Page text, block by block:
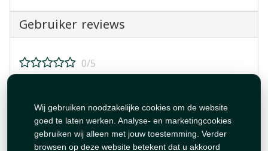
Wij gebruiken noodzakelijke cookies om de website
goed te laten werken. Analyse- en marketingcookies
gebruiken wij alleen met jouw toestemming. Verder
browsen op deze website betekent dat u akkoord
Gebruiker reviews
0/5